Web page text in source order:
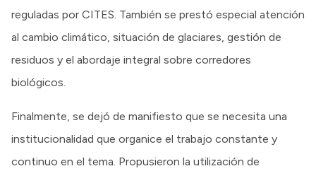
reguladas por CITES. También se prestó especial atención
al cambio climático, situación de glaciares, gestión de
residuos y el abordaje integral sobre corredores
biológicos.
Finalmente, se dejó de manifiesto que se necesita una
institucionalidad que organice el trabajo constante y
continuo en el tema. Propusieron la utilización de